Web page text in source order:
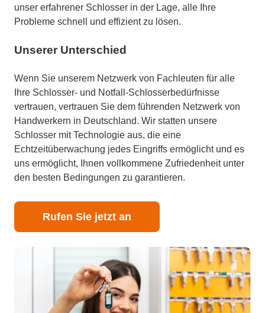
unser erfahrener Schlosser in der Lage, alle Ihre
Probleme schnell und effizient zu lösen.
Unserer Unterschied
Wenn Sie unserem Netzwerk von Fachleuten für alle
Ihre Schlosser- und Notfall-Schlosserbedürfnisse
vertrauen, vertrauen Sie dem führenden Netzwerk von
Handwerkern in Deutschland. Wir statten unsere
Schlosser mit Technologie aus, die eine
Echtzeitüberwachung jedes Eingriffs ermöglicht und es
uns ermöglicht, Ihnen vollkommene Zufriedenheit unter
den besten Bedingungen zu garantieren.
Rufen Sie jetzt an